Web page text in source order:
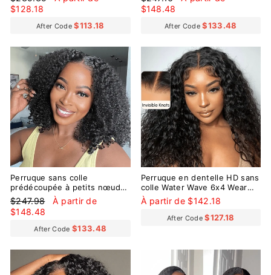
régulier
$128.18
After Code$113.18
Afro Curly 9x6
régulier
$148.48
After Code$133.48
Perruque sans colle
prédécoupée à petits nœuds
pré-décolorés Wear Go Kinky
Curly 9x6
Prix
régulier
$247.98
Prix
À partir de
$148.48
After Code $133.48
Perruque en dentelle HD sans
colle Water Wave 6x4 Wear
Go avec petits nœuds pré-
décolorés
À partir de $142.18
After Code$127.18